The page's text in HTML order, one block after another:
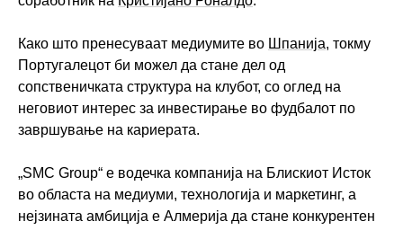
Како што пренесуваат медиумите во Шпанија, токму
Португалецот би можел да стане дел од
сопственичката структура на клубот, со оглед на
неговиот интерес за инвестирање во фудбалот по
завршување на кариерата.
„SMC Group“ е водечка компанија на Блискиот Исток
во областа на медиуми, технологија и маркетинг, а
нејзината амбиција е Алмерија да стане конкурентен